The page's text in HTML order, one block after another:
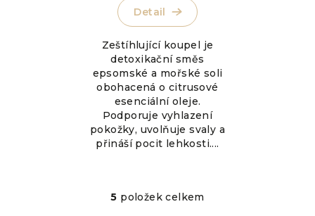
Detail
Zeštíhlující koupel je
detoxikační směs
epsomské a mořské soli
obohacená o citrusové
esenciální oleje.
Podporuje vyhlazení
pokožky, uvolňuje svaly a
přináší pocit lehkosti....
O
5 položek celkem